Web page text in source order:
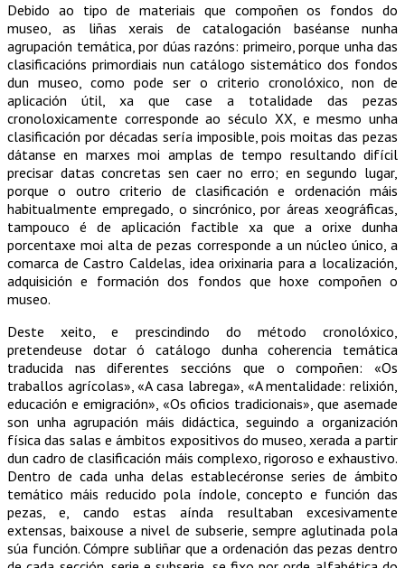
Debido ao tipo de materiais que compoñen os fondos do
museo, as liñas xerais de catalogación baséanse nunha
agrupación temática, por dúas razóns: primeiro, porque unha das
clasificacións primordiais nun catálogo sistemático dos fondos
dun museo, como pode ser o criterio cronolóxico, non de
aplicación útil, xa que case a totalidade das pezas
cronoloxicamente corresponde ao século XX, e mesmo unha
clasificación por décadas sería imposible, pois moitas das pezas
dátanse en marxes moi amplas de tempo resultando difícil
precisar datas concretas sen caer no erro; en segundo lugar,
porque o outro criterio de clasificación e ordenación máis
habitualmente empregado, o sincrónico, por áreas xeográficas,
tampouco é de aplicación factible xa que a orixe dunha
porcentaxe moi alta de pezas corresponde a un núcleo único, a
comarca de Castro Caldelas, idea orixinaria para a localización,
adquisición e formación dos fondos que hoxe compoñen o
museo.
Deste xeito, e prescindindo do método cronolóxico,
pretendeuse dotar ó catálogo dunha coherencia temática
traducida nas diferentes seccións que o compoñen: «Os
traballos agrícolas», «A casa labrega», «A mentalidade: relixión,
educación e emigración», «Os oficios tradicionais», que asemade
son unha agrupación máis didáctica, seguindo a organización
física das salas e ámbitos expositivos do museo, xerada a partir
dun cadro de clasificación máis complexo, rigoroso e exhaustivo.
Dentro de cada unha delas establecéronse series de ámbito
temático máis reducido pola índole, concepto e función das
pezas, e, cando estas aínda resultaban excesivamente
extensas, baixouse a nivel de subserie, sempre aglutinada pola
súa función. Cómpre subliñar que a ordenación das pezas dentro